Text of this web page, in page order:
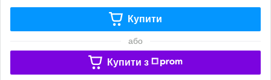
Купити
або
Купити з